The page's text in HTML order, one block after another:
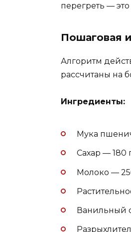
перегреть —
Пошаговая
Алгоритм
рассчитаны на
Ингредиенты:
Мука
Сахар — 180
Молоко —
Ванильный